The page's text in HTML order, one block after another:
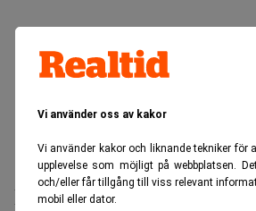
Vi använder oss av kakor
Vi använder kakor och liknande tekniker för
upplevelse som möjligt på webbplatsen.
och/eller får tillgång till viss relevant
mobil eller dator.
Realtid.se Makro
Buffett: ”Jag kan vara en